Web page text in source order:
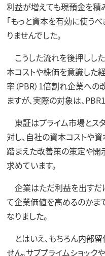
利益が増えても現預金を積
「もっと資本を有効に使う
りませんでした。
こうした流れを後押しし
本コストや株価を意識した
率（PBR）1倍割れ企業への
ますが、実際の対象は、
東証はプライム市場とス
対し、自社の資本コストや
踏まえた改善策の策定や開
求めています。
企業はただ利益を出すだ
て企業価値を高めるのかま
なりました。
とはいえ、もちろん内部
せん。サブプライムショッ